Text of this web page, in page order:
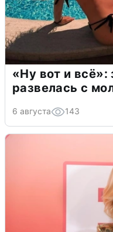
«Ну вот и
развелась с
6 августа 143